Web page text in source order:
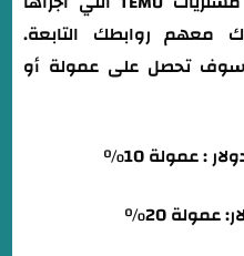
معهم روابطك التابعة.
سوف تحصل على عمولة أو